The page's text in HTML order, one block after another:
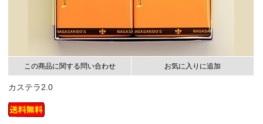
この商品に関する問い合わせ お気に入りに追加
カステラ2.0